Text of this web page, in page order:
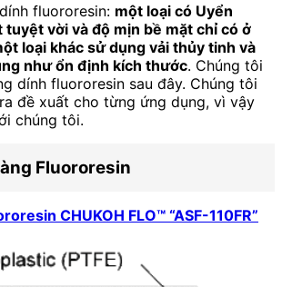
fluororesin: một loại có Uyển
tuyệt vời và độ mịn bề mặt chỉ có ở
loại khác sử dụng vải thủy tinh và
như ổn định kích thước. Chúng tôi
dính fluororesin sau đây. Chúng tôi
đề xuất cho từng ứng dụng, vì vậy
chúng tôi.
Fluororesin
CHUKOH FLO™ “ASF-110FR”